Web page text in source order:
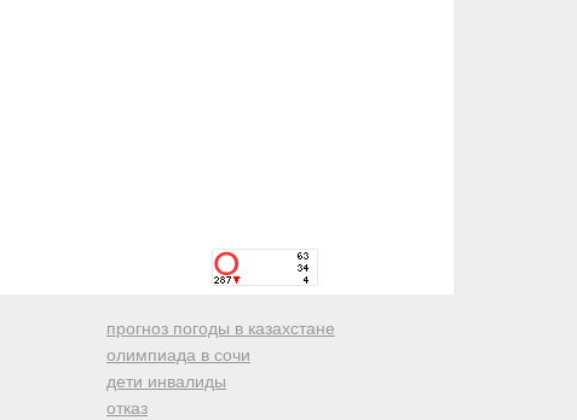
прогноз погоды в казахстане
олимпиада в сочи
дети инвалиды
отказ